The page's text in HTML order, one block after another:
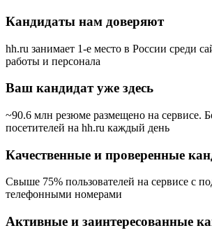
Кандидаты нам доверяют
hh.ru занимает 1-е место в России среди
работы и персонала
Ваш кандидат уже здесь
~90.6 млн резюме размещено на сервисе.
посетителей на hh.ru каждый день
Качественные и проверенные
Свыше 75% пользователей на сервисе с
телефонными номерами
Активные и заинтересованные